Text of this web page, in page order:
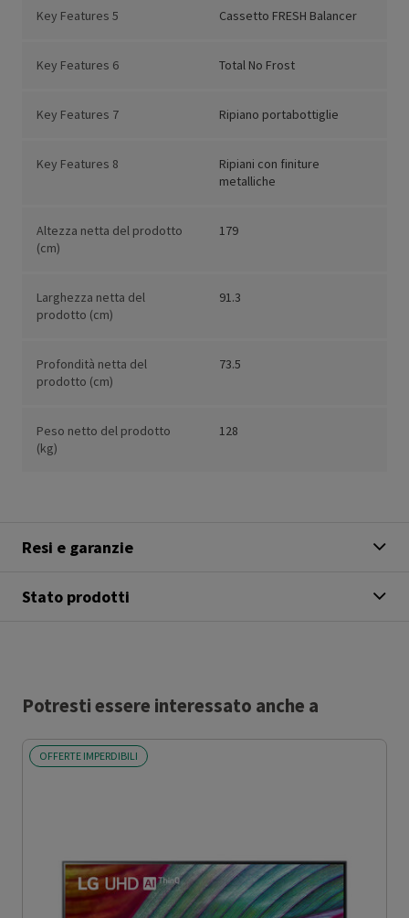
Key Features 5 Cassetto FRESH Balancer
Key Features 6 Total No Frost
Key Features 7 Ripiano portabottiglie
Key Features 8
Ripiani con finiture
metalliche
Altezza netta del prodotto
(cm)
179
Larghezza netta del
prodotto (cm)
91.3
Profondità netta del
prodotto (cm)
73.5
Peso netto del prodotto
(kg)
128
Resi e garanzie
Stato prodotti
Potresti essere interessato anche a
OFFERTE IMPERDIBILI